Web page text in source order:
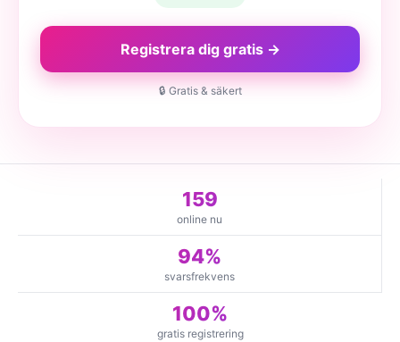
Registrera dig gratis →
🔒 Gratis & säkert
159
online nu
94%
svarsfrekvens
100%
gratis registrering